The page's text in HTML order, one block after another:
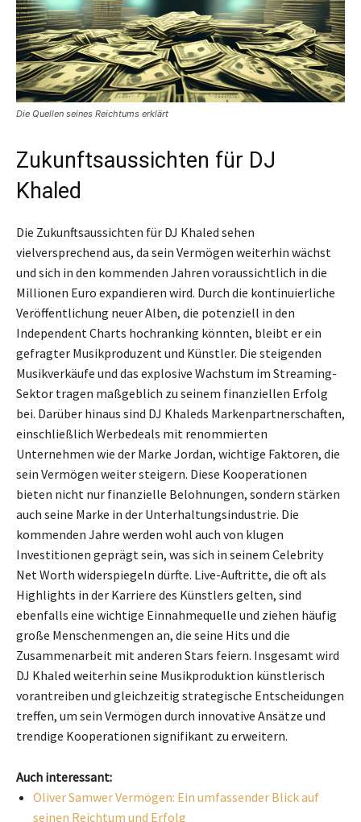
Die Quellen seines Reichtums erklärt
Zukunftsaussichten für DJ
Khaled
Die Zukunftsaussichten für DJ Khaled sehen
vielversprechend aus, da sein Vermögen weiterhin wächst
und sich in den kommenden Jahren voraussichtlich in die
Millionen Euro expandieren wird. Durch die kontinuierliche
Veröffentlichung neuer Alben, die potenziell in den
Independent Charts hochranking könnten, bleibt er ein
gefragter Musikproduzent und Künstler. Die steigenden
Musikverkäufe und das explosive Wachstum im Streaming-
Sektor tragen maßgeblich zu seinem finanziellen Erfolg
bei. Darüber hinaus sind DJ Khaleds Markenpartnerschaften,
einschließlich Werbedeals mit renommierten
Unternehmen wie der Marke Jordan, wichtige Faktoren, die
sein Vermögen weiter steigern. Diese Kooperationen
bieten nicht nur finanzielle Belohnungen, sondern stärken
auch seine Marke in der Unterhaltungsindustrie. Die
kommenden Jahre werden wohl auch von klugen
Investitionen geprägt sein, was sich in seinem Celebrity
Net Worth widerspiegeln dürfte. Live-Auftritte, die oft als
Highlights in der Karriere des Künstlers gelten, sind
ebenfalls eine wichtige Einnahmequelle und ziehen häufig
große Menschenmengen an, die seine Hits und die
Zusammenarbeit mit anderen Stars feiern. Insgesamt wird
DJ Khaled weiterhin seine Musikproduktion künstlerisch
vorantreiben und gleichzeitig strategische Entscheidungen
treffen, um sein Vermögen durch innovative Ansätze und
trendige Kooperationen signifikant zu erweitern.
Auch interessant:
Oliver Samwer Vermögen: Ein umfassender Blick auf
seinen Reichtum und Erfolg